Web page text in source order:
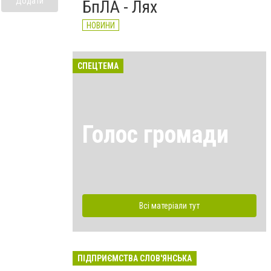
БпЛА - Лях
НОВИНИ
СПЕЦТЕМА
Голос громади
Всі матеріали тут
ПІДПРИЄМСТВА СЛОВ'ЯНСЬКА